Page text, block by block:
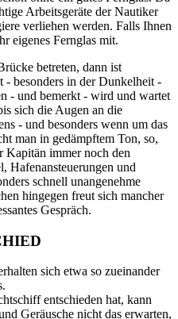
Arbeitsgeräte der Nautiker
verliehen werden. Falls Ihnen
eigenes Fernglas mit.
betreten, dann ist
besonders in der Dunkelheit -
- und bemerkt - wird und wartet
sich die Augen an die
- und besonders wenn um das
man in gedämpftem Ton, so,
Kapitän immer noch den
Hafenansteuerungen und
schnell unangenehme
hingegen freut sich mancher
Gespräch.
sich etwa so zueinander
entschieden hat, kann
Geräusche nicht das erwarten,